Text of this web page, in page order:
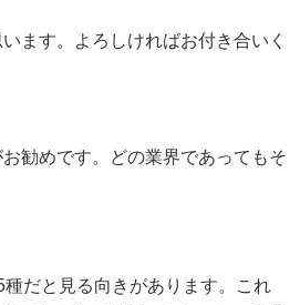
ます。よろしければお付き合いく
勧めです。どの業界であってもそ
だと見る向きがあります。これ